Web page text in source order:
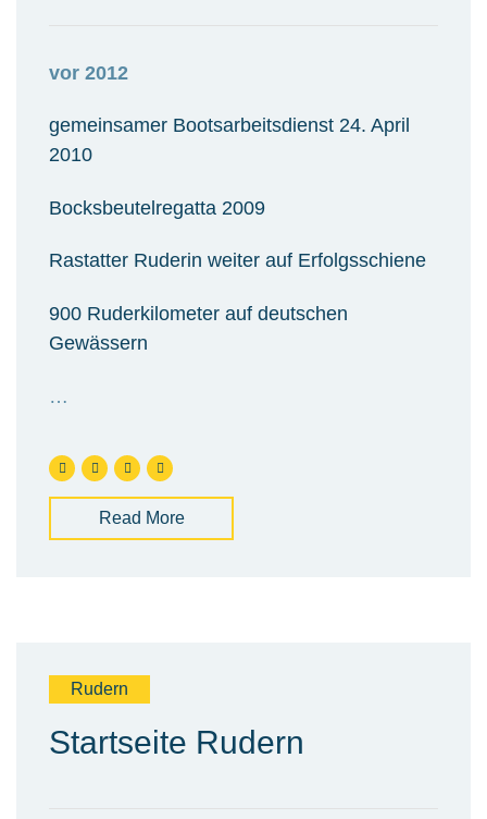
vor 2012
gemeinsamer Bootsarbeitsdienst 24. April
2010
Bocksbeutelregatta 2009
Rastatter Ruderin weiter auf Erfolgsschiene
900 Ruderkilometer auf deutschen
Gewässern
…
Read More
Rudern
Startseite Rudern